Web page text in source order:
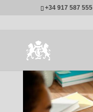
+34 917 587 555